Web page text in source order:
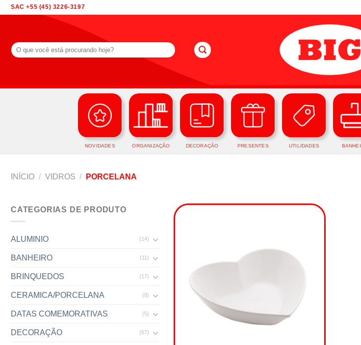
SkipSAC +55 (45) 3226-3197
Pesquisar
por:
NOVIDADES ORGANIZAÇÃO DECORAÇÃO PRESENTES UTILIDADES
INÍCIO / VIDROS / PORCELANA
CATEGORIAS DE PRODUTO
ALUMINIO (14)
BANHEIRO (11)
BRINQUEDOS (17)
CERAMICA/PORCELANA (8)
DATAS COMEMORATIVAS (5)
DECORAÇÃO (57)